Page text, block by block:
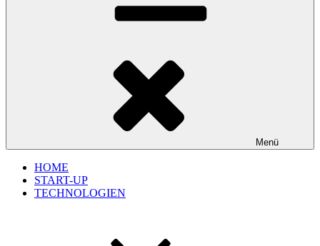
Menü
HOME
START-UP
TECHNOLOGIEN